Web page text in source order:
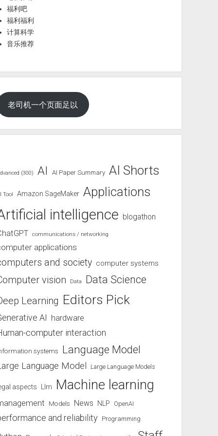
福利吧
福利福利
计算科学
音乐推荐
老司机一个页面足以
(300) AI AI Paper Summary AI Shorts
Tool Amazon SageMaker Applications
intelligence blogathon
communications / networking
applications
and society computer systems
vision Data Data Science
Learning Editors Pick
AI hardware
computer interaction
systems Language Model
Language Model Large Language Models
aspects Llm Machine learning
Models News NLP OpenAI
and reliability Programming